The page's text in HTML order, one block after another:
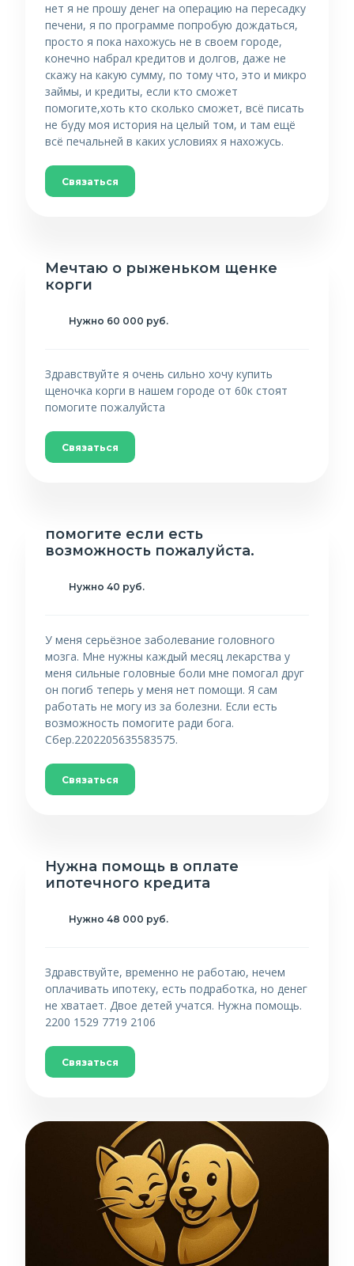
нет я не прошу денег на операцию на пересадку
печени, я по программе попробую дождаться,
просто я пока нахожусь не в своем городе,
конечно набрал кредитов и долгов, даже не
скажу на какую сумму, по тому что, это и микро
займы, и кредиты, если кто сможет
помогите,хоть кто сколько сможет, всё писать
не буду моя история на целый том, и там ещё
всё печальней в каких условиях я нахожусь.
Связаться
Мечтаю о рыженьком щенке
корги
Нужно 60 000 руб.
Здравствуйте я очень сильно хочу купить
щеночка корги в нашем городе от 60к стоят
помогите пожалуйста
Связаться
помогите если есть
возможность пожалуйста.
Нужно 40 руб.
У меня серьёзное заболевание головного
мозга. Мне нужны каждый месяц лекарства у
меня сильные головные боли мне помогал друг
он погиб теперь у меня нет помощи. Я сам
работать не могу из за болезни. Если есть
возможность помогите ради бога.
Сбер.2202205635583575.
Связаться
Нужна помощь в оплате
ипотечного кредита
Нужно 48 000 руб.
Здравствуйте, временно не работаю, нечем
оплачивать ипотеку, есть подработка, но денег
не хватает. Двое детей учатся. Нужна помощь.
2200 1529 7719 2106
Связаться